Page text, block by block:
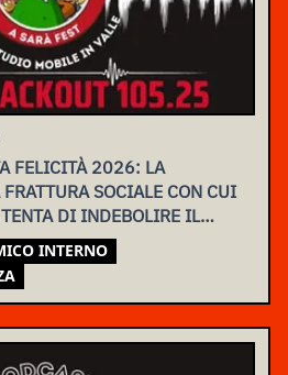
FELICITÀ 2026: LA
SOCIALE CON CUI
DI INDEBOLIRE IL
INTERNO